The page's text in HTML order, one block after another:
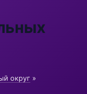
округ »